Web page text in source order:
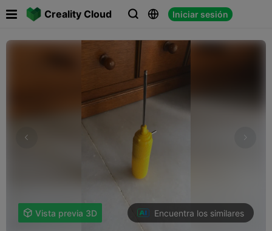
Creality Cloud   Iniciar sesión
 
 Vista previa 3D Encuentra los similares